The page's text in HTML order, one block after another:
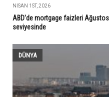
NISAN 1ST, 2026
ABD'de mortgage faizleri
seviyesinde
DÜNYA